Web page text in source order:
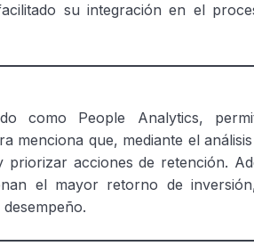
su integración en el
como People Analytics,
menciona que, mediante el
acciones de retención.
el mayor retorno de